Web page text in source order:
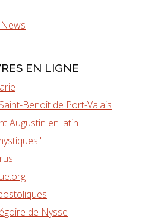
EN LIGNE
Benoît de Port-Valais
Augustin en latin
de Nysse